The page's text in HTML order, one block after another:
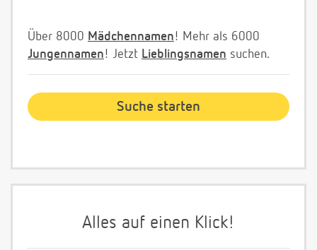
Über 8000 Mädchennamen! Mehr als 6000
Jungennamen! Jetzt Lieblingsnamen suchen.
Alles auf einen Klick!